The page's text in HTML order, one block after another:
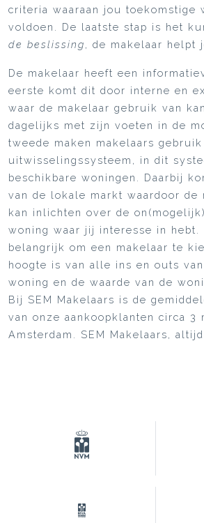
criteria waaraan jou toekomstige
voldoen. De laatste stap is het
de beslissing
, de makelaar helpt
De makelaar heeft een
eerste komt dit door interne en
waar de makelaar gebruik van
dagelijks met zijn voeten in de
tweede maken makelaars
uitwisselingssysteem, in dit
beschikbare woningen. Daarbij
van de lokale markt waardoor de
kan inlichten over de
woning waar jij interesse in hebt.
belangrijk om een makelaar te
hoogte is van alle ins en outs
woning en de waarde van de
Bij SEM Makelaars is de
van onze aankoopklanten circa 3
Amsterdam. SEM Makelaars,